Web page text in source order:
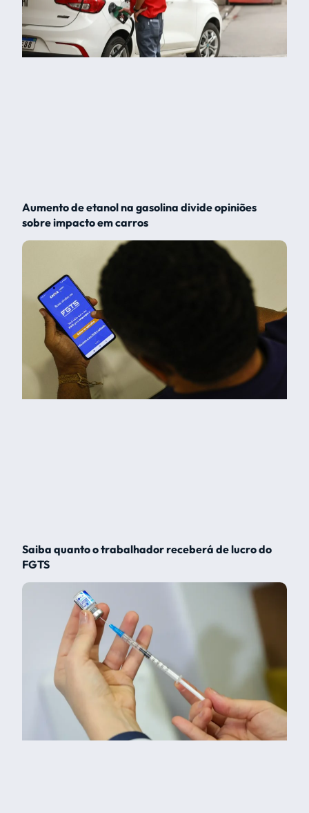
Aumento de etanol na gasolina divide opiniões
sobre impacto em carros
Saiba quanto o trabalhador receberá de lucro do
FGTS